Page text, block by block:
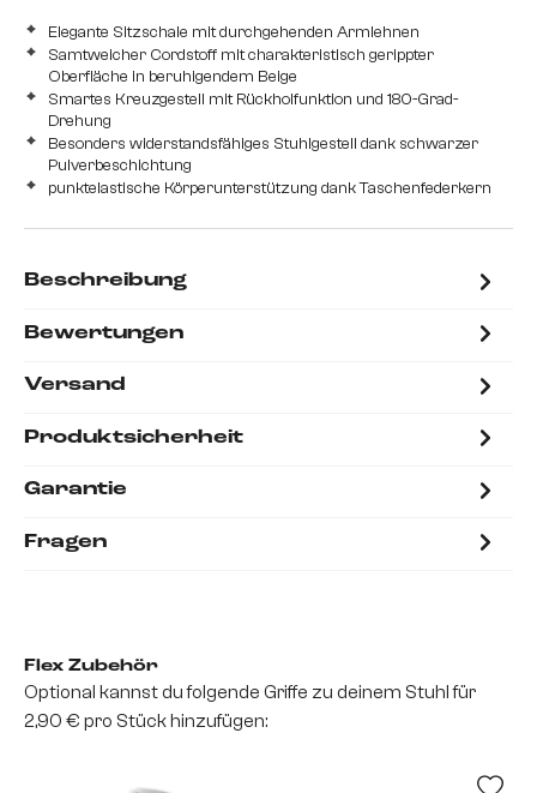
Elegante Sitzschale mit durchgehenden Armlehnen
Samtweicher Cordstoff mit charakteristisch gerippter
Oberfläche in beruhigendem Beige
Smartes Kreuzgestell mit Rückholfunktion und 180-Grad-
Drehung
Besonders widerstandsfähiges Stuhlgestell dank schwarzer
Pulverbeschichtung
punktelastische Körperunterstützung dank Taschenfederkern
Beschreibung
Bewertungen
Versand
Produktsicherheit
Garantie
Fragen
Flex Zubehör
Optional kannst du folgende Griffe zu deinem Stuhl für
2,90 € pro Stück hinzufügen: